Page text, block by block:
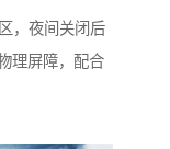
，夜间关闭后
理屏障，配合